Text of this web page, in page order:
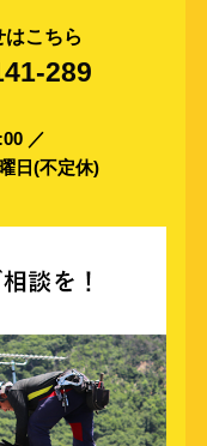
289
こちら
／
日(不定休)